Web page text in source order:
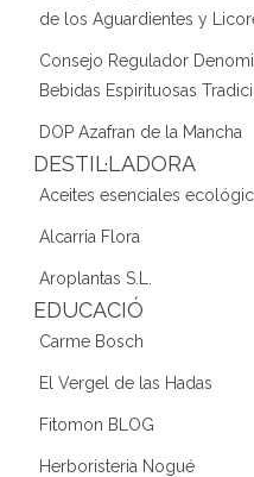
de los Aguardientes y
Consejo Regulador
Bebidas Espirituosas
DOP Azafran de la Mancha
DESTIL·LADORA
Aceites esenciales
Alcarria Flora
Aroplantas S.L.
EDUCACIÓ
Carme Bosch
El Vergel de las Hadas
Fitomon BLOG
Herboristeria Nogué